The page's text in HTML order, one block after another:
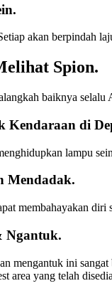
akan berpindah
Spion.
baiknya
Kendaraan di
lampu
Mendadak.
membahayakan
Ngantuk.
mengantuk ini
area yang telah